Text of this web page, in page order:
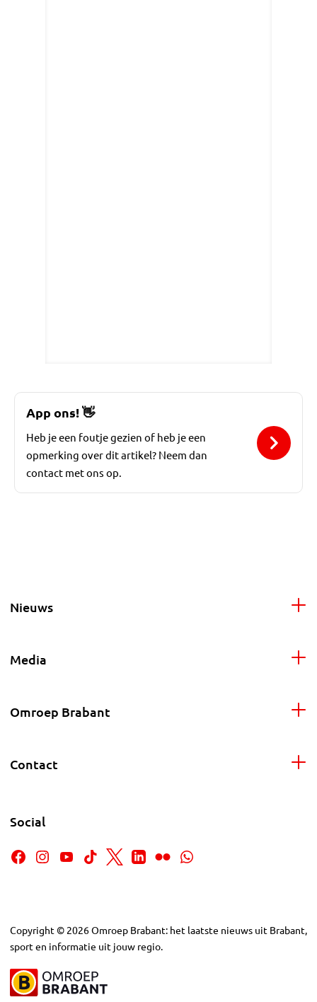
App ons!👋
Heb je een foutje gezien of heb je een
opmerking over dit artikel? Neem dan
contact met ons op.
Nieuws
Media
Omroep Brabant
Contact
Social
Copyright © 2026Omroep Brabant: het laatste nieuws uit Brabant,
sport en informatie uit jouw regio.